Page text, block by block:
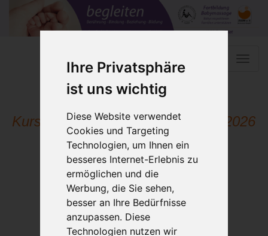
Ihre Privatsphäre
ist uns wichtig
Diese Website verwendet
Cookies und Targeting
Technologien, um Ihnen ein
besseres Internet-Erlebnis zu
ermöglichen und die
Werbung, die Sie sehen,
besser an Ihre Bedürfnisse
anzupassen. Diese
Technologien nutzen wir
Toggle
Kursleiterausbildung Stuttgart 11_2026